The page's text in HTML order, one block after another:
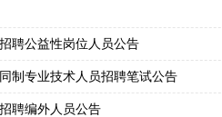
聘公益性岗位人员公告
制专业技术人员招聘笔试公告
聘编外人员公告